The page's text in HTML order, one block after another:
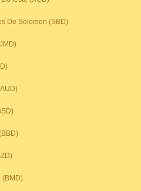
De Solomon (SBD)
(BMD)